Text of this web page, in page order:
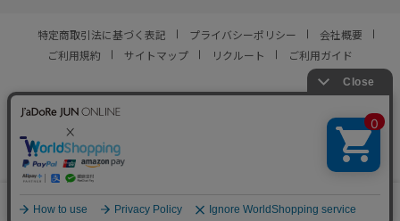
0
特定商取引法に基づく表記 プライバシーポリシー
会社概要
ご利用規約
サイトマップ リクルート ご利用ガイド
© JUN CO.,LTD. ALL RIGHTS RESERVED.